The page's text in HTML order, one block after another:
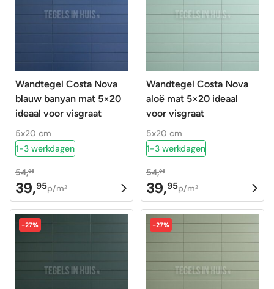
Wandtegel Costa Nova
blauw banyan mat 5×20
ideaal voor visgraat
5x20 cm
1-3 werkdagen
54,95
Oorspronkelijke
prijs
was:
54,95.
39,95
Huidige
prijs
is:
39,95.
p/m2
Wandtegel Costa Nova
aloë mat 5×20 ideaal
voor visgraat
5x20 cm
1-3 werkdagen
54,95
Oorspronkelijke
prijs
was:
54,95.
39,95
Huidige
prijs
is:
39,95.
p/m2
-27% -27%